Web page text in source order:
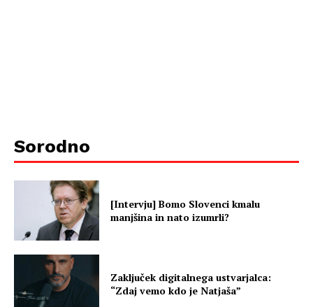
Sorodno
[Intervju] Bomo Slovenci kmalu
manjšina in nato izumrli?
Zaključek digitalnega ustvarjalca:
“Zdaj vemo kdo je Natjaša”